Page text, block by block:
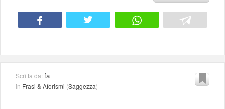
Scritta da:fa
in Frasi & Aforismi (Saggezza)